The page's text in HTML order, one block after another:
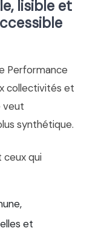
lisible et
Performance
collectivités et
veut
synthétique.
ceux qui
et